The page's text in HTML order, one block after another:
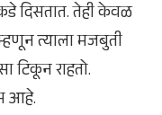
दिसतात. तेही केवळ
त्याला मजबुती
टिकून राहतो.
आहे.